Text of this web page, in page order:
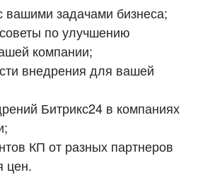
вашими задачами бизнеса;
по улучшению
компании;
внедрения для вашей
Битрикс24 в компаниях
КП от разных партнеров
цен.